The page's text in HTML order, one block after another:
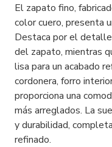
El zapato fino,
color cuero, presenta
Destaca por el
del zapato, mientras
lisa para un acabado
cordonera, forro
proporciona una
más arreglados. La
y durabilidad,
refinado.